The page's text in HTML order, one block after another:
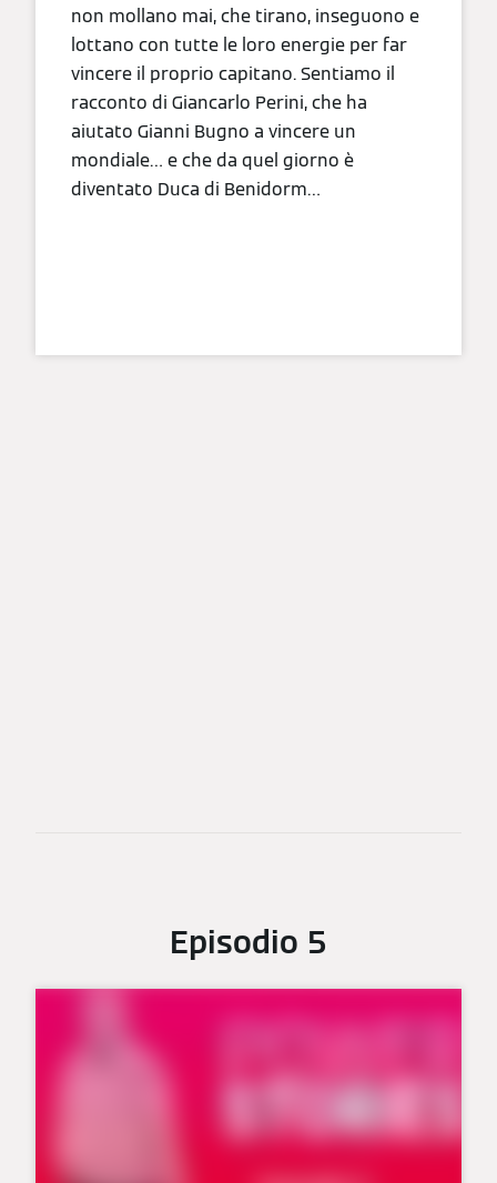
non mollano mai, che tirano, inseguono e
lottano con tutte le loro energie per far
vincere il proprio capitano. Sentiamo il
racconto di Giancarlo Perini, che ha
aiutato Gianni Bugno a vincere un
mondiale… e che da quel giorno è
diventato Duca di Benidorm…
Episodio 5